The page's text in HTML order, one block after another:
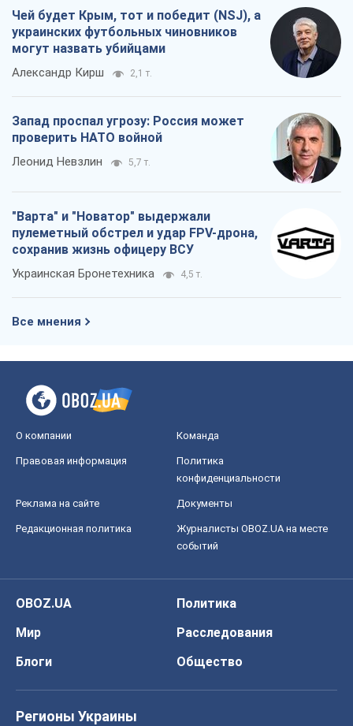
Чей будет Крым, тот и победит (NSJ), а
украинских футбольных чиновников
могут назвать убийцами
Александр Кирш 2,1 т.
Запад проспал угрозу: Россия может
проверить НАТО войной
Леонид Невзлин 5,7 т.
"Варта" и "Новатор" выдержали
пулеметный обстрел и удар FPV-дрона,
сохранив жизнь офицеру ВСУ
Украинская Бронетехника 4,5 т.
Все мнения
О компании Команда
Правовая информация
Политика
конфиденциальности
Реклама на сайте Документы
Редакционная политика
Журналисты OBOZ.UA на месте
событий
OBOZ.UA
Политика
Мир
Расследования
Блоги
Общество
Регионы Украины